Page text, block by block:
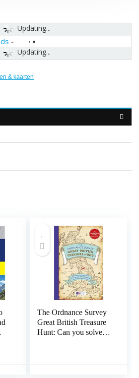
Updating...
Updating...
-
& kaarten
The Ordnance Survey
Great British Treasure
Hunt: Can you solve